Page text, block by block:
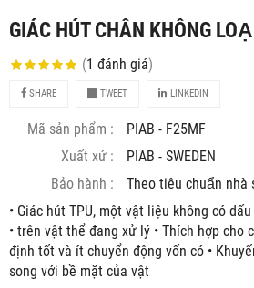
GIÁC HÚT CHÂN KHÔNG
(1 đánh giá)
SHARE TWEET LINKEDIN
Mã sản phẩm :
PIAB - F25MF
Xuất xứ :
PIAB - SWEDEN
Bảo hành :
Theo tiêu chuẩn nhà
• Giác hút TPU, một vật liệu không có
• trên vật thể đang xử lý • Thích hợp cho
định tốt và ít chuyển động vốn có •
song với bề mặt của vật